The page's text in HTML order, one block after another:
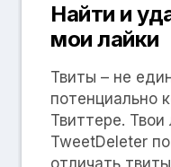
Найти и
мои лайки
Твиты – не
потенциально
Твиттере.
TweetDeleter